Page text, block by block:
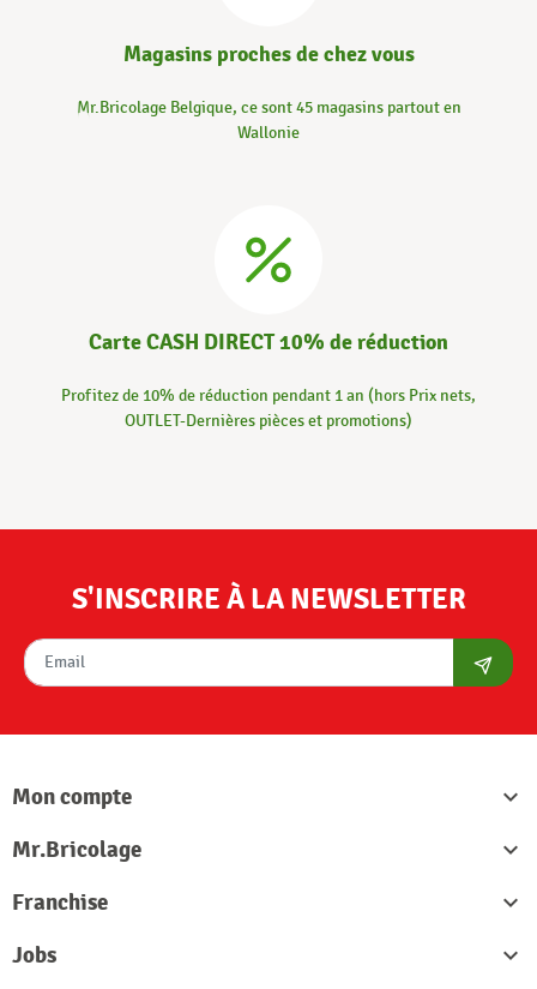
Magasins proches de chez vous
Mr.Bricolage Belgique, ce sont 45 magasins partout en
Wallonie
Carte CASH DIRECT 10% de réduction
Profitez de 10% de réduction pendant 1 an (hors Prix nets,
OUTLET-Dernières pièces et promotions)
S'INSCRIRE À LA NEWSLETTER
Mon compte

Mr.Bricolage

Franchise

Jobs
